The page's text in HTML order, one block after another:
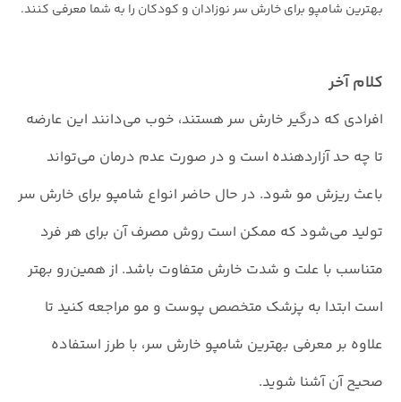
بهترین شامپو برای خارش سر نوزادان و کودکان را به شما معرفی کنند.
کلام آخر
افرادی که درگیر خارش سر هستند، خوب می‌دانند این عارضه
تا چه حد آزاردهنده است و در صورت عدم درمان می‌تواند
باعث ریزش مو شود. در حال حاضر انواع شامپو برای خارش سر
تولید می‌شود که ممکن است روش مصرف آن برای هر فرد
متناسب با علت و شدت خارش متفاوت باشد. از همین‌رو بهتر
است ابتدا به پزشک متخصص پوست و مو مراجعه کنید تا
علاوه بر معرفی بهترین شامپو خارش سر، با طرز استفاده
صحیح آن آشنا شوید.